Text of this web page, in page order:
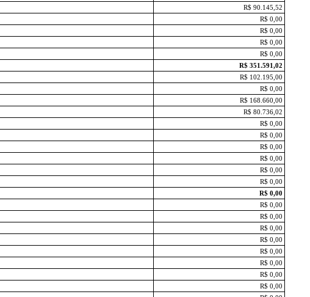
R$ 90.145,52
R$ 0,00
R$ 0,00
R$ 0,00
R$ 0,00
R$ 351.591,02
R$ 102.195,00
R$ 0,00
R$ 168.660,00
R$ 80.736,02
R$ 0,00
R$ 0,00
R$ 0,00
R$ 0,00
R$ 0,00
R$ 0,00
R$ 0,00
R$ 0,00
R$ 0,00
R$ 0,00
R$ 0,00
R$ 0,00
R$ 0,00
R$ 0,00
R$ 0,00